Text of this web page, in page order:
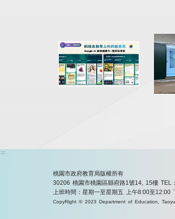
:::
桃園市政府教育局版權所有
30206 桃園市桃園區縣府路1號14, 15樓 TEL
上班時間：星期一至星期五 上午8:00至12:00
CopyRight © 2023 Department of Education,